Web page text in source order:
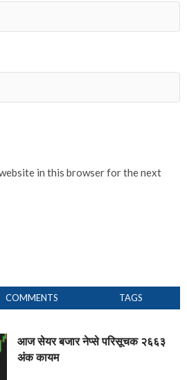
website in this browser for the next
COMMENTS TAGS
आज सेयर बजार नेप्से परिसूचक २६६३
अंक कायम